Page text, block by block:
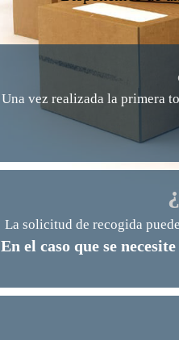
Una vez realizada la primera
La solicitud de recogida
En el caso que se